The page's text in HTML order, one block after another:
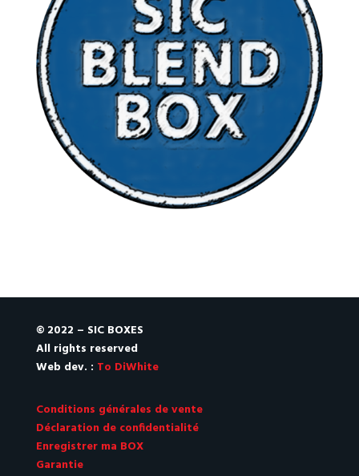
© 2022 – SIC BOXES
All rights reserved
Web dev. : To DiWhite
Conditions générales de vente
Déclaration de confidentialité
Enregistrer ma BOX
Garantie